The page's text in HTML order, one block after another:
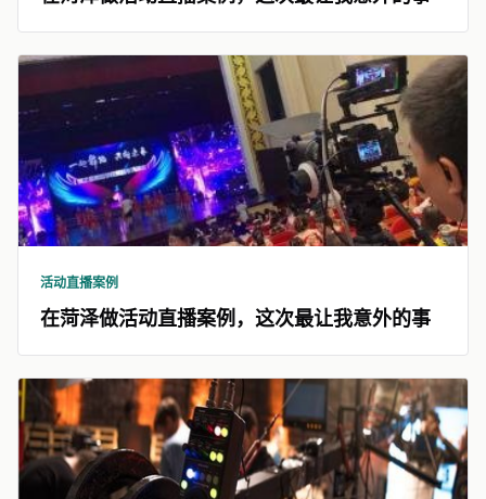
活动直播案例
在菏泽做活动直播案例，这次最让我意外的事